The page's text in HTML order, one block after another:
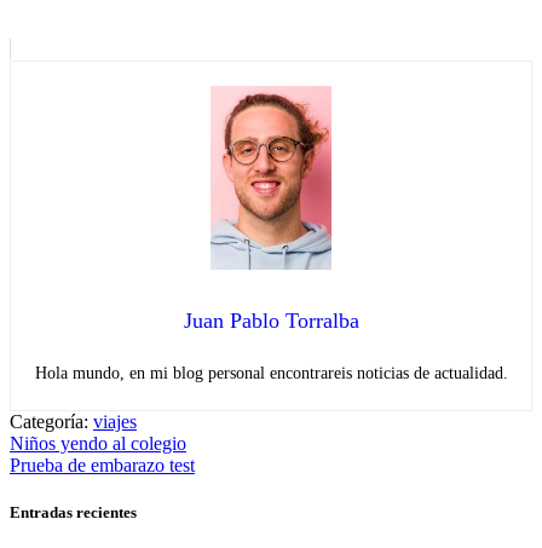
Juan Pablo Torralba
Hola mundo, en mi blog personal encontrareis noticias de actualidad.
Categoría: viajes
Navegación
de
entradas
Entrada
anterior:
Niños yendo al colegio
Entrada
Prueba de embarazo test
Entradas recientes